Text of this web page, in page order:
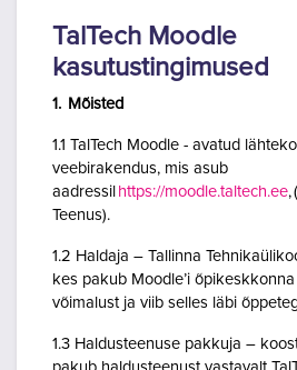
TalTech Moodle
kasutustingimused
1. Mõisted
1.1 TalTech Moodle - avatud
veebirakendus, mis asub
aadressil https://moodle.taltech.ee,
Teenus).
1.2 Haldaja – Tallinna
kes pakub Moodle’i
võimalust ja viib selles läbi
1.3 Haldusteenuse pakkuja –